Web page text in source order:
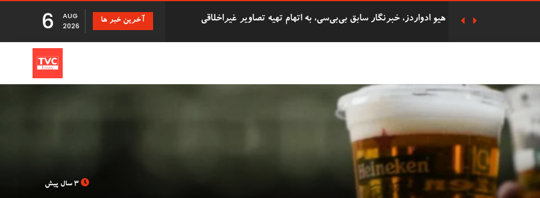
6
AUG
2026
آخرین خبر ها دزد سریالی که با درخواست بازپرداخت اقلام دزدیده شده 500,000
دفاع ریچل ریوز از حذف پرداخت‌های سوخت زمستانی
التحصیلی در همان روز با پسرش را گرفت.
3 سال پیش